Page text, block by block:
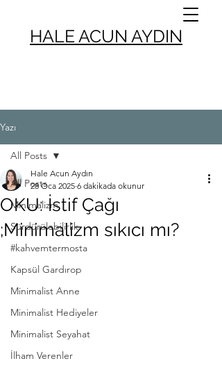
HALE ACUN AYDIN
Yazı
All Posts
Minimalizm
Sürdürülebilirlik
#kahvemtermosta
Kapsül Gardırop
Minimalist Anne
Minimalist Hediyeler
Minimalist Seyahat
İlham Verenler
All Posts
OKU: İstif Çağı
;Minimalizm sıkıcı mı?
Hale Acun Aydın
28 Oca 2025 6 dakikada okunur